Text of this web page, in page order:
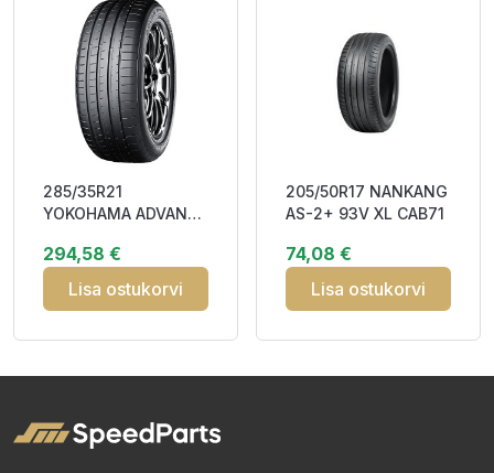
285/35R21
YOKOHAMA ADVAN
RP DAB73
294,58 €
Lisa ostukorvi
205/50R17 NANKANG
AS-2+ 93V XL CAB71
74,08 €
Lisa ostukorvi